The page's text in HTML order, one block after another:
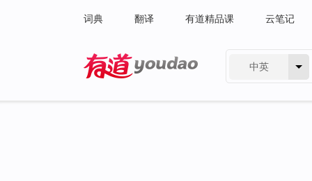
词典 翻译 有道精品课 云笔记
中英